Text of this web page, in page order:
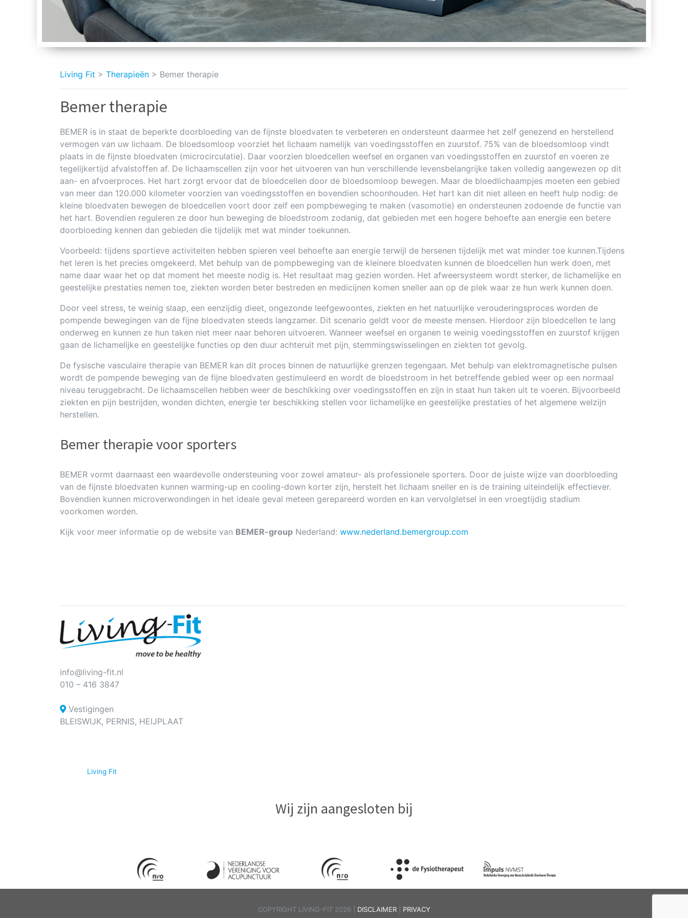
Living Fit > Therapieën > Bemer therapie
Bemer therapie
BEMER is in staat de beperkte doorbloeding van de fijnste bloedvaten te verbeteren en ondersteunt daarmee het zelf genezend en herstellend
vermogen van uw lichaam. De bloedsomloop voorziet het lichaam namelijk van voedingsstoffen en zuurstof. 75% van de bloedsomloop vindt
plaats in de fijnste bloedvaten (microcirculatie). Daar voorzien bloedcellen weefsel en organen van voedingsstoffen en zuurstof en voeren ze
tegelijkertijd afvalstoffen af. De lichaamscellen zijn voor het uitvoeren van hun verschillende levensbelangrijke taken volledig aangewezen op dit
aan- en afvoerproces. Het hart zorgt ervoor dat de bloedcellen door de bloedsomloop bewegen. Maar de bloedlichaampjes moeten een gebied
van meer dan 120.000 kilometer voorzien van voedingsstoffen en bovendien schoonhouden. Het hart kan dit niet alleen en heeft hulp nodig: de
kleine bloedvaten bewegen de bloedcellen voort door zelf een pompbeweging te maken (vasomotie) en ondersteunen zodoende de functie van
het hart. Bovendien reguleren ze door hun beweging de bloedstroom zodanig, dat gebieden met een hogere behoefte aan energie een betere
doorbloeding kennen dan gebieden die tijdelijk met wat minder toekunnen.
Voorbeeld: tijdens sportieve activiteiten hebben spieren veel behoefte aan energie terwijl de hersenen tijdelijk met wat minder toe kunnen.Tijdens
het leren is het precies omgekeerd. Met behulp van de pompbeweging van de kleinere bloedvaten kunnen de bloedcellen hun werk doen, met
name daar waar het op dat moment het meeste nodig is. Het resultaat mag gezien worden. Het afweersysteem wordt sterker, de lichamelijke en
geestelijke prestaties nemen toe, ziekten worden beter bestreden en medicijnen komen sneller aan op de plek waar ze hun werk kunnen doen.
Door veel stress, te weinig slaap, een eenzijdig dieet, ongezonde leefgewoontes, ziekten en het natuurlijke verouderingsproces worden de
pompende bewegingen van de fijne bloedvaten steeds langzamer. Dit scenario geldt voor de meeste mensen. Hierdoor zijn bloedcellen te lang
onderweg en kunnen ze hun taken niet meer naar behoren uitvoeren. Wanneer weefsel en organen te weinig voedingsstoffen en zuurstof krijgen
gaan de lichamelijke en geestelijke functies op den duur achteruit met pijn, stemmingswisselingen en ziekten tot gevolg.
De fysische vasculaire therapie van BEMER kan dit proces binnen de natuurlijke grenzen tegengaan. Met behulp van elektromagnetische pulsen
wordt de pompende beweging van de fijne bloedvaten gestimuleerd en wordt de bloedstroom in het betreffende gebied weer op een normaal
niveau teruggebracht. De lichaamscellen hebben weer de beschikking over voedingsstoffen en zijn in staat hun taken uit te voeren. Bijvoorbeeld
ziekten en pijn bestrijden, wonden dichten, energie ter beschikking stellen voor lichamelijke en geestelijke prestaties of het algemene welzijn
herstellen.
Bemer therapie voor sporters
BEMER vormt daarnaast een waardevolle ondersteuning voor zowel amateur- als professionele sporters. Door de juiste wijze van doorbloeding
van de fijnste bloedvaten kunnen warming-up en cooling-down korter zijn, herstelt het lichaam sneller en is de training uiteindelijk effectiever.
Bovendien kunnen microverwondingen in het ideale geval meteen gerepareerd worden en kan vervolgletsel in een vroegtijdig stadium
voorkomen worden.
Kijk voor meer informatie op de website van BEMER-group Nederland: www.nederland.bemergroup.com
info@living-fit.nl
010 – 416 3847
Vestigingen
BLEISWIJK, PERNIS, HEIJPLAAT
Living Fit
Wij zijn aangesloten bij
COPYRIGHT LIVING-FIT 2026 | DISCLAIMER PRIVACY